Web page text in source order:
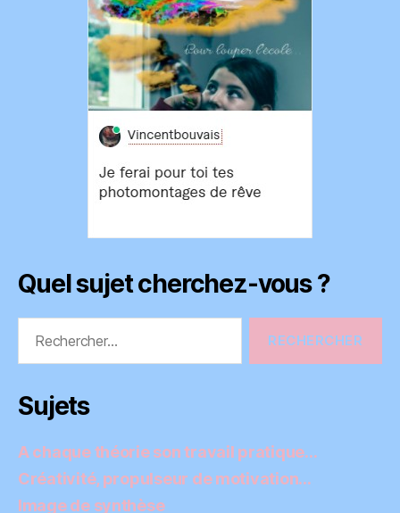
Quel sujet cherchez-vous ?
Sujets
A chaque théorie son travail pratique…
Créativité, propulseur de motivation…
Image de synthèse